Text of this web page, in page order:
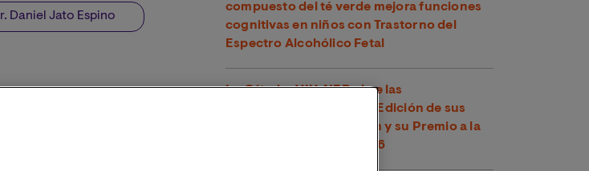
Daniel Jato Espino
for Urban
de
compuesto del té verde mejora funciones
cognitivas en niños con Trastorno del
Espectro Alcohólico Fetal
La Cátedra VIU-NED abre las
convocatorias para la III Edición de sus
Ayudas a la Investigación y su Premio a la
Mejor Tesis Doctoral 2026